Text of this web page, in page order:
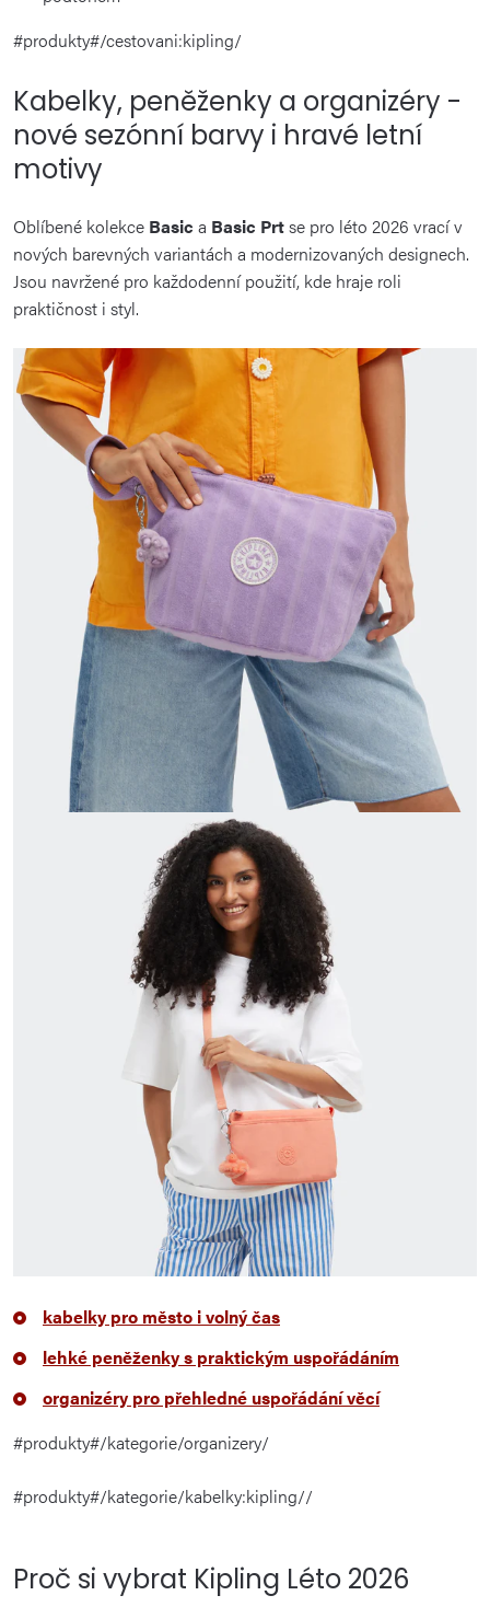
#produkty#/cestovani:kipling/
Kabelky, peněženky a organizéry -
nové sezónní barvy i hravé letní
motivy
Oblíbené kolekce Basic a Basic Prtse pro léto 2026 vrací v
nových barevných variantách a modernizovaných designech.
Jsou navržené pro každodenní použití, kde hraje roli
praktičnost i styl.
kabelky pro město i volný čas
lehké peněženky s praktickým uspořádáním
organizéry pro přehledné uspořádání věcí
#produkty#/kategorie/organizery/
#produkty#/kategorie/kabelky:kipling//
Proč si vybrat Kipling Léto 2026